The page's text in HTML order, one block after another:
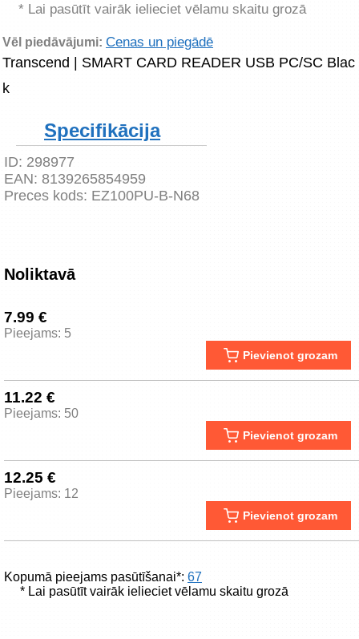
* Lai pasūtīt vairāk ielieciet vēlamu skaitu grozā
Vēl piedāvājumi: Cenas un piegādē
Transcend | SMART CARD READER USB PC/SC Blac
k
Specifikācija
ID: 298977
EAN: 8139265854959
Preces kods: EZ100PU-B-N68
Noliktavā
7.99 €
Pieejams: 5
Pievienot grozam
11.22 €
Pieejams: 50
Pievienot grozam
12.25 €
Pieejams: 12
Pievienot grozam
Kopumā pieejams pasūtīšanai*: 67
* Lai pasūtīt vairāk ielieciet vēlamu skaitu grozā